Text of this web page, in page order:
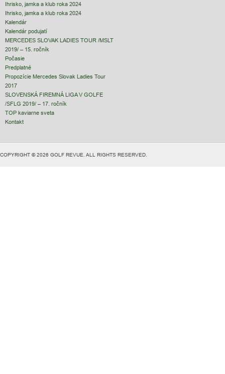
Ihrisko, jamka a klub roka 2024
Ihrisko, jamka a klub roka 2024
Kalendár
Kalendár podujatí
MERCEDES SLOVAK LADIES TOUR /MSLT
2019/ – 15. ročník
Počasie
Predplatné
Propozície Mercedes Slovak Ladies Tour
2017
SLOVENSKÁ FIREMNÁ LIGA V GOLFE
/SFLG 2019/ – 17. ročník
TOP kaviarne sveta
Kontakt
COPYRIGHT © 2026 GOLF REVUE. ALL RIGHTS RESERVED.